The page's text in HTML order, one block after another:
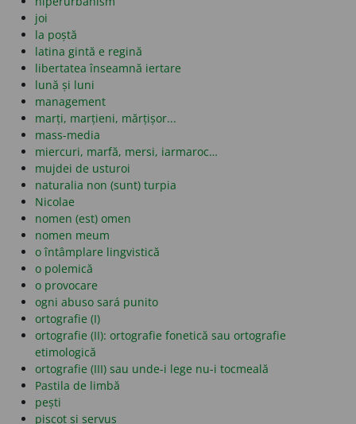
joi
la poștă
latina gintă e regină
libertatea înseamnă iertare
lună și luni
management
marți, marțieni, mărțișor...
mass-media
miercuri, marfă, mersi, iarmaroc…
mujdei de usturoi
naturalia non (sunt) turpia
Nicolae
nomen (est) omen
nomen meum
o întâmplare lingvistică
o polemică
o provocare
ogni abuso sará punito
ortografie (I)
ortografie (II): ortografie fonetică sau ortografie
etimologică
ortografie (III) sau unde-i lege nu-i tocmeală
Pastila de limbă
pești
pișcot și servus